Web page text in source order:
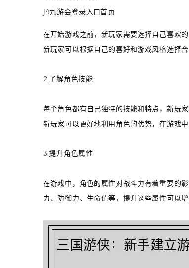
j9九游会登录入口首页
在开始游戏之前，新玩家需要选择自己喜欢
新玩家可以根据自己的喜好和游戏风格选择
2.了解角色技能
每个角色都有自己独特的技能和特点，新玩
新玩家可以更好地利用角色的优势，在游戏中
3.提升角色属性
在游戏中，角色的属性对战斗力有着重要的
力、防御力、生命值等，提升这些属性可以